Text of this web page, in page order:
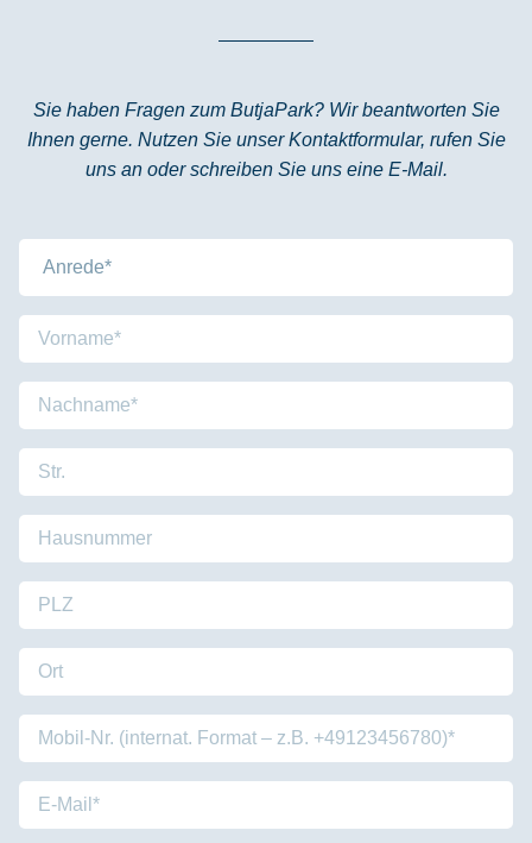
Sie haben Fragen zum ButjaPark? Wir beantworten Sie
Ihnen gerne. Nutzen Sie unser Kontaktformular, rufen Sie
uns an oder schreiben Sie uns eine E-Mail.